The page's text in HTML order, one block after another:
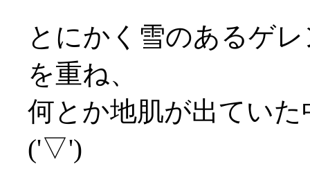
とにかく雪のあるゲ
を重ね、
何とか地肌が出てい
('▽')